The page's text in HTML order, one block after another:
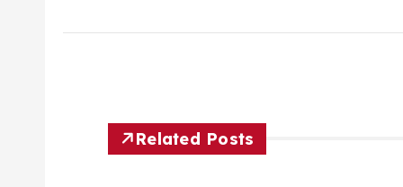
Related Posts